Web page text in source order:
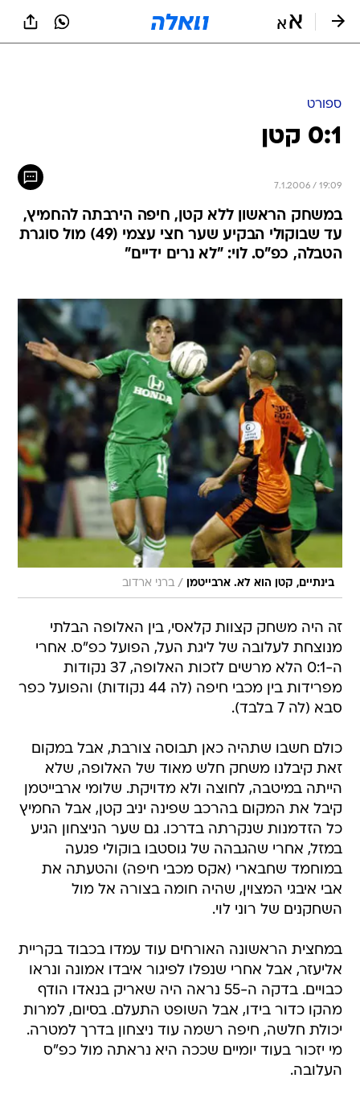
0:1 קטן
7.1.2006 / 19:09
במשחק הראשון ללא קטן, חיפה הירבתה להחמיץ,
עד שבוקולי הבקיע שער חצי עצמי (49) מול סוגרת
הטבלה, כפ"ס. לוי: "לא נרים ידיים"
בינתיים, קטן הוא לא. ארבייטמן / ברני ארדוב
זה היה משחק קצוות קלאסי, בין האלופה הבלתי
ה-0:1 הלא מרשים לזכות האלופה, 37 נקודות
מפרידות בין מכבי חיפה (לה 44 נקודות) והפועל כפר
סבא (לה 7 בלבד).
כולם חשבו שתהיה כאן תבוסה צורבת, אבל במקום
הייתה במיטבה, לחוצה ולא מדויקת. שלומי ארבייטמן
קיבל את המקום בהרכב שפינה יניב קטן, אבל החמיץ
כל הזדמנות שנקרתה בדרכו. גם שער הניצחון הגיע
במזל, אחרי שהגבהה של גוסטבו בוקולי פגעה
במוחמד שחבארי (אקס מכבי חיפה) והטעתה את
אבי איבגי המצוין, שהיה חומה בצורה אל מול
השחקנים של רוני לוי.
במחצית הראשונה האורחים עוד עמדו בכבוד בקריית
כבויים. בדקה ה-55 נראה היה שאריק בנאדו הודף
מהקו כדור בידו, אבל השופט התעלם. בסיום, למרות
יכולת חלשה, חיפה רשמה עוד ניצחון בדרך למטרה.
מי יזכור בעוד יומיים שככה היא נראתה מול כפ"ס
העלובה.